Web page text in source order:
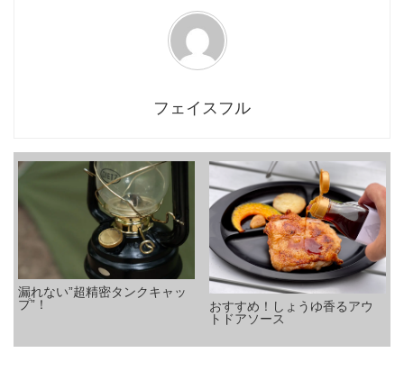
フェイスフル
漏れない”超精密タンクキャッ
プ”！
おすすめ！しょうゆ香るアウ
トドアソース